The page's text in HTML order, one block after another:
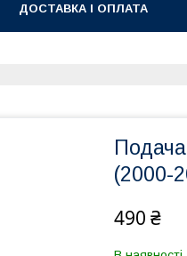
ДОСТАВКА І ОПЛАТА
(2000-
490 ₴